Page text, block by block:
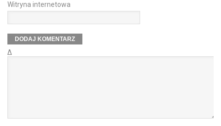
Witryna internetowa
Δ